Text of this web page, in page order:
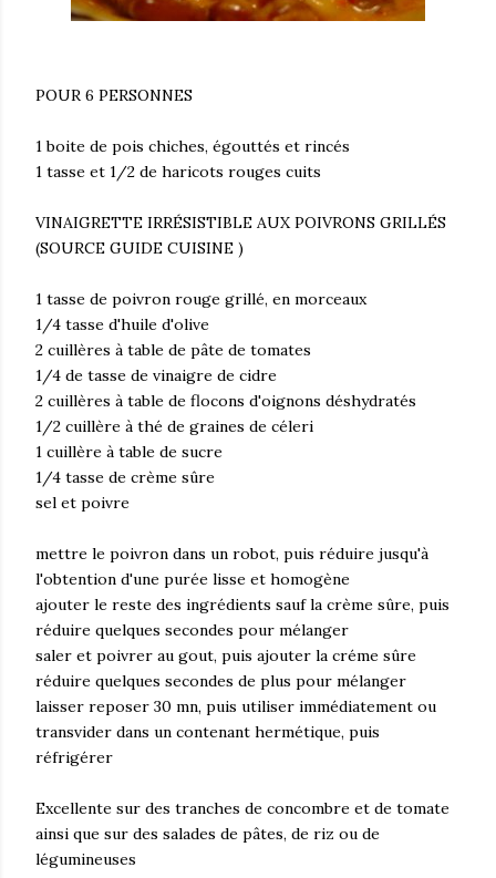
POUR 6 PERSONNES
1 boite de pois chiches, égouttés et rincés
1 tasse et 1/2 de haricots rouges cuits
VINAIGRETTE IRRÉSISTIBLE AUX POIVRONS GRILLÉS
(SOURCE GUIDE CUISINE )
1 tasse de poivron rouge grillé, en morceaux
1/4 tasse d'huile d'olive
2 cuillères à table de pâte de tomates
1/4 de tasse de vinaigre de cidre
2 cuillères à table de flocons d'oignons déshydratés
1/2 cuillère à thé de graines de céleri
1 cuillère à table de sucre
1/4 tasse de crème sûre
sel et poivre
mettre le poivron dans un robot, puis réduire jusqu'à
l'obtention d'une purée lisse et homogène
ajouter le reste des ingrédients sauf la crème sûre, puis
réduire quelques secondes pour mélanger
saler et poivrer au gout, puis ajouter la créme sûre
réduire quelques secondes de plus pour mélanger
laisser reposer 30 mn, puis utiliser immédiatement ou
transvider dans un contenant hermétique, puis
réfrigérer
Excellente sur des tranches de concombre et de tomate
ainsi que sur des salades de pâtes, de riz ou de
légumineuses